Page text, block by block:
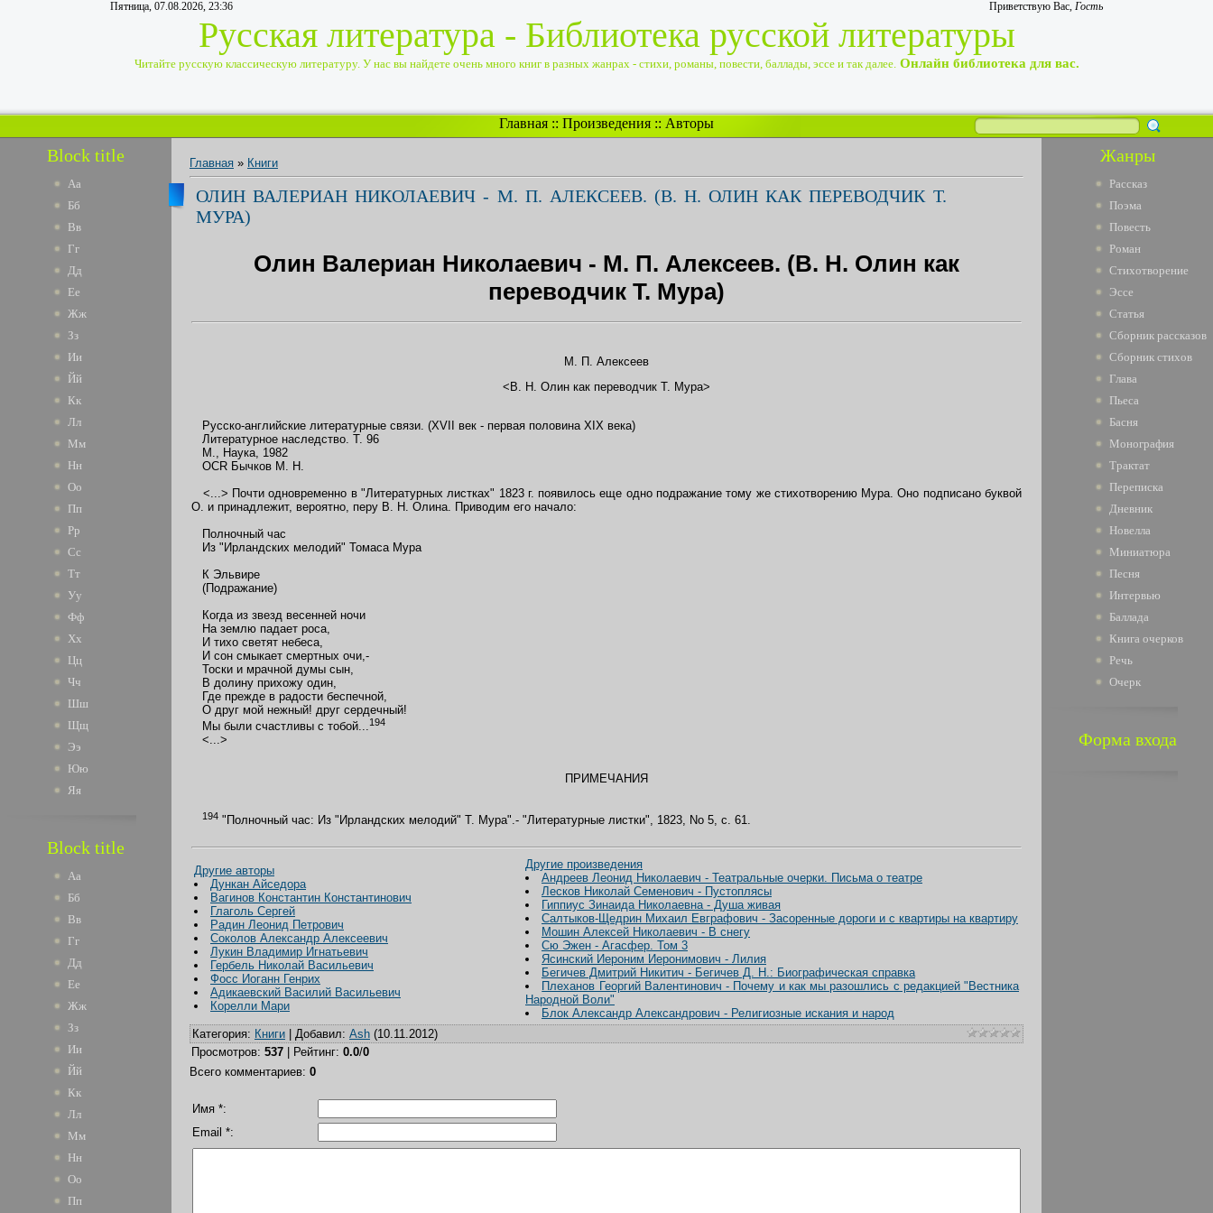
Пятница, 07.08.2026, 23:36 Приветствую Вас, Гость
Русская литература - Библиотека русской литературы
Читайте русскую классическую литературу. У нас вы найдете очень много книг в разных жанрах - стихи, романы, повести, баллады, эссе и так далее. Онлайн библиотека для вас.
Главная :: Произведения :: Авторы
Block title
Аа
Бб
Вв
Гг
Дд
Ее
Жж
Зз
Ии
Йй
Кк
Лл
Мм
Нн
Оо
Пп
Рр
Сс
Тт
Уу
Фф
Хх
Цц
Чч
Шш
Щщ
Ээ
Юю
Яя
Block title
Аа
Бб
Вв
Гг
Дд
Ее
Жж
Зз
Ии
Йй
Кк
Лл
Мм
Нн
Оо
Пп
Главная » Книги
ОЛИН ВАЛЕРИАН НИКОЛАЕВИЧ - М. П. АЛЕКСЕЕВ. (В. Н. ОЛИН КАК ПЕРЕВОДЧИК Т.
МУРА)
Олин Валериан Николаевич - М. П. Алексеев. (В. Н. Олин как
переводчик Т. Мура)
М. П. Алексеев
<В. Н. Олин как переводчик Т. Мура>
Русско-английские литературные связи. (XVII век - первая половина XIX века)
Литературное наследство. Т. 96
М., Наука, 1982
OCR Бычков М. Н.
<...> Почти одновременно в "Литературных листках" 1823 г. появилось еще одно подражание тому же стихотворению Мура. Оно подписано буквой
О. и принадлежит, вероятно, перу В. Н. Олина. Приводим его начало:
Полночный час
Из "Ирландских мелодий" Томаса Мура
К Эльвире
(Подражание)
Когда из звезд весенней ночи
На землю падает роса,
И тихо светят небеса,
И сон смыкает смертных очи,-
Тоски и мрачной думы сын,
В долину прихожу один,
Где прежде в радости беспечной,
О друг мой нежный! друг сердечный!
Мы были счастливы с тобой...194
<...>
ПРИМЕЧАНИЯ
194 "Полночный час: Из "Ирландских мелодий" Т. Мура".- "Литературные листки", 1823, No 5, с. 61.
Другие авторы
Дункан Айседора
Вагинов Константин Константинович
Глаголь Сергей
Радин Леонид Петрович
Соколов Александр Алексеевич
Лукин Владимир Игнатьевич
Гербель Николай Васильевич
Фосс Иоганн Генрих
Адикаевский Василий Васильевич
Корелли Мари
Другие произведения
Андреев Леонид Николаевич - Театральные очерки. Письма о театре
Лесков Николай Семенович - Пустоплясы
Гиппиус Зинаида Николаевна - Душа живая
Салтыков-Щедрин Михаил Евграфович - Засоренные дороги и с квартиры на квартиру
Мошин Алексей Николаевич - В снегу
Сю Эжен - Агасфер. Том 3
Ясинский Иероним Иеронимович - Лилия
Бегичев Дмитрий Никитич - Бегичев Д. Н.: Биографическая справка
Плеханов Георгий Валентинович - Почему и как мы разошлись с редакцией "Вестника
Народной Воли"
Блок Александр Александрович - Религиозные искания и народ
Категория: Книги Добавил: Ash (10.11.2012)
Просмотров: 537 Рейтинг: 0.0/0
Всего комментариев: 0
Имя *:
Email *:
Жанры
Рассказ
Поэма
Повесть
Роман
Стихотворение
Эссе
Статья
Сборник рассказов
Сборник стихов
Глава
Пьеса
Басня
Монография
Трактат
Переписка
Дневник
Новелла
Миниатюра
Песня
Интервью
Баллада
Книга очерков
Речь
Очерк
Форма входа